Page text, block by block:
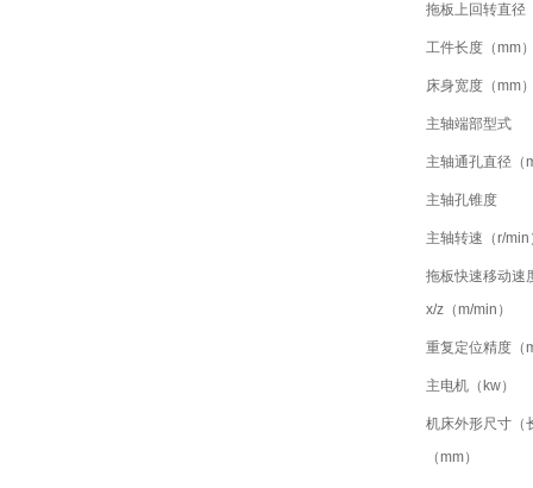
拖板上回转直径
工件长度（mm
床身宽度（mm
主轴端部型式
主轴通孔直径（
主轴孔锥度
主轴转速（r/min
拖板快速移动速
x/z（m/min）
重复定位精度（
主电机（kw）
机床外形尺寸（
（mm）